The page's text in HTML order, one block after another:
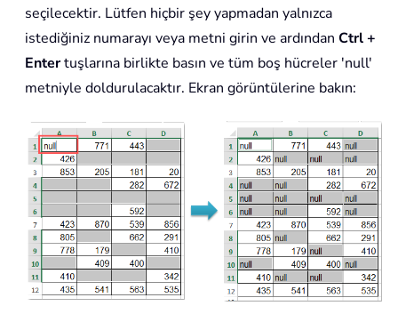
seçilecektir. Lütfen hiçbir şey yapmadan yalnızca
istediğiniz numarayı veya metni girin ve ardından Ctrl +
Entertuşlarına birlikte basın ve tüm boş hücreler 'null'
metniyle doldurulacaktır. Ekran görüntülerine bakın: